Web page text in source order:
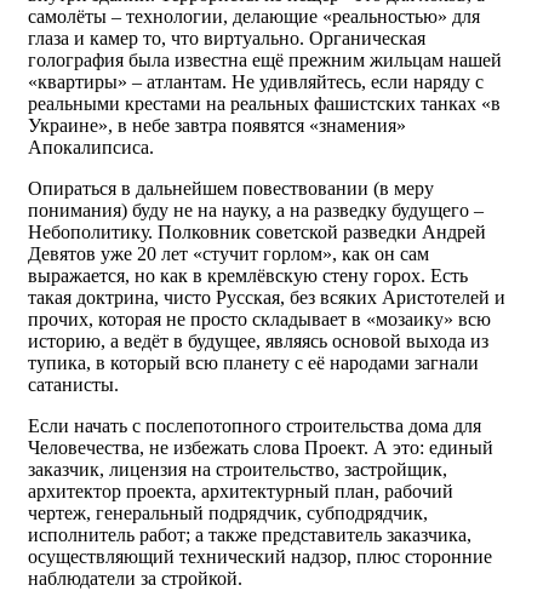
самолёты – технологии, делающие «реальностью» для
глаза и камер то, что виртуально. Органическая
голография была известна ещё прежним жильцам нашей
«квартиры» – атлантам. Не удивляйтесь, если наряду с
реальными крестами на реальных фашистских танках «в
Украине», в небе завтра появятся «знамения»
Апокалипсиса.
Опираться в дальнейшем повествовании (в меру
понимания) буду не на науку, а на разведку будущего –
Небополитику. Полковник советской разведки Андрей
Девятов уже 20 лет «стучит горлом», как он сам
выражается, но как в кремлёвскую стену горох. Есть
такая доктрина, чисто Русская, без всяких Аристотелей и
прочих, которая не просто складывает в «мозаику» всю
историю, а ведёт в будущее, являясь основой выхода из
тупика, в который всю планету с её народами загнали
сатанисты.
Если начать с послепотопного строительства дома для
Человечества, не избежать слова Проект. А это: единый
заказчик, лицензия на строительство, застройщик,
архитектор проекта, архитектурный план, рабочий
чертеж, генеральный подрядчик, субподрядчик,
исполнитель работ; а также представитель заказчика,
осуществляющий технический надзор, плюс сторонние
наблюдатели за стройкой.